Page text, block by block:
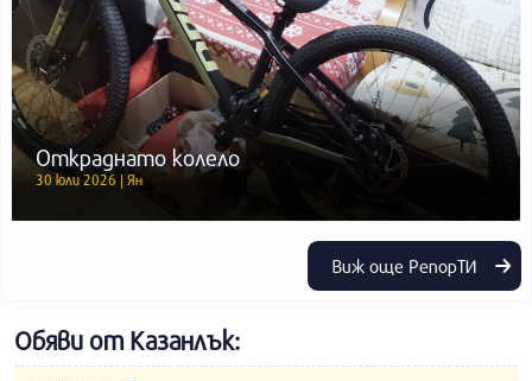
Откраднато колело
30 юли 2026 | Ян
Виж още РепорТИ
Обяви от Казанлък: